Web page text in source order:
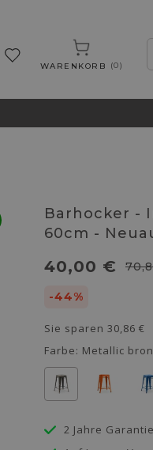
WARENKORB 0
Barhocker -
60cm -
40,00 €
-44%
Sie sparen 30,86 €
Farbe: Metallic
2 Jahre Garantie